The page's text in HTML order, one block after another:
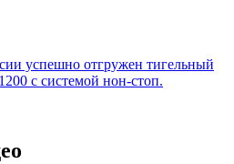
успешно отгружен тигельный
с системой нон-стоп.